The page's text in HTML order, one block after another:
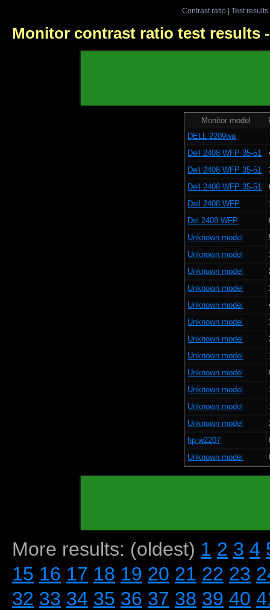
Contrast ratio| Test results
Monitor contrast ratio test results
Monitor model
DELL 2209wa
Dell 2408 WFP 35-51
Dell 2408 WFP 35-51
Dell 2408 WFP 35-51
Dell 2408 WFP
Del 2408 WFP
Unknown model
Unknown model
Unknown model
Unknown model
Unknown model
Unknown model
Unknown model
Unknown model
Unknown model
Unknown model
Unknown model
Unknown model
hp w2207
Unknown model
More results: (oldest) 1 2 3 4
15 16 17 18 19 20 21 22 23
32 33 34 35 36 37 38 39 40